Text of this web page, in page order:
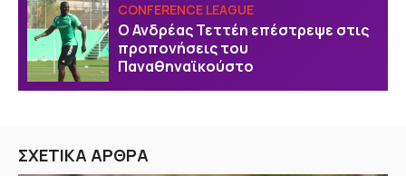
CONFERENCE LEAGUE
Ο Ανδρέας Τεττέη επέστρεψε στις
προπονήσεις του
Παναθηναϊκούστο
ΣΧΕΤΙΚΑ ΑΡΘΡΑ